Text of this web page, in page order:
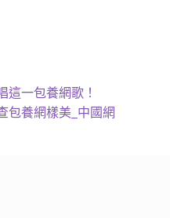
這一包養網歌！
包養網樣美_中國網